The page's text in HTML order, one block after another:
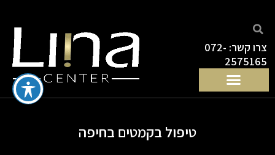
צרו קשר: 072-
2575165
טיפול בקמטים בחיפה